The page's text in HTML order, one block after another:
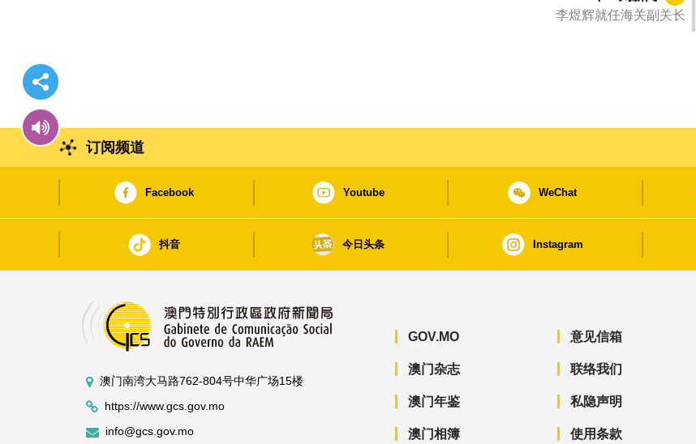
李煜辉就任海关副关长
订阅频道
Facebook Youtube WeChat
抖音 今日头条 Instagram
澳门南湾大马路762-804号中华广场15楼
https://www.gcs.gov.mo
info@gcs.gov.mo
GOV.MO
澳门杂志
澳门年鉴
澳门相簿
意见信箱
联络我们
私隐声明
使用条款